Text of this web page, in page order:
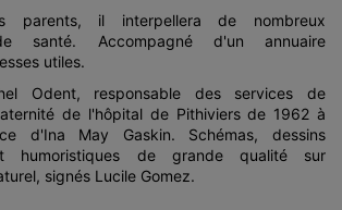
parents, il interpellera de nombreux
santé. Accompagné d'un annuaire
utiles.
Odent, responsable des services de
de l'hôpital de Pithiviers de 1962 à
d'Ina May Gaskin. Schémas, dessins
humoristiques de grande qualité sur
signés Lucile Gomez.